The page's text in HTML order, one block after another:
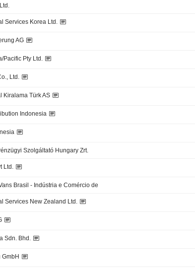
Services Korea Ltd.
AG
Pacific Pty Ltd.
Ltd.
Kiralama Türk AS
Indonesia
Szolgáltató Hungary Zrt.
Ltd.
Brasil - Indústria e Comércio de
Services New Zealand Ltd.
Sdn. Bhd.